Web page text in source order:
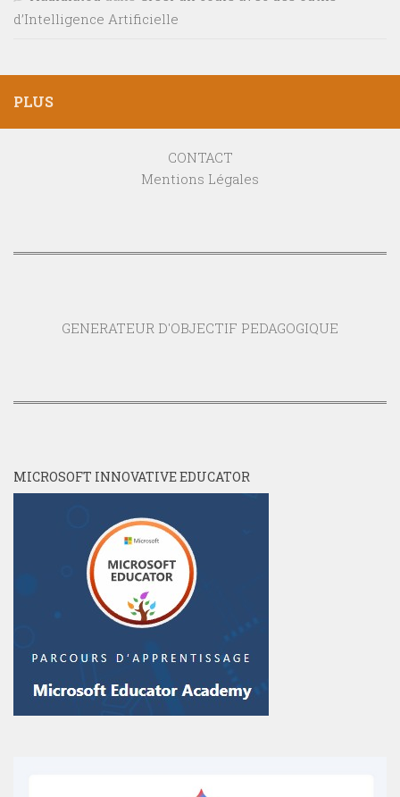
d’Intelligence Artificielle
PLUS
CONTACT
Mentions Légales
GENERATEUR D'OBJECTIF PEDAGOGIQUE
MICROSOFT INNOVATIVE EDUCATOR